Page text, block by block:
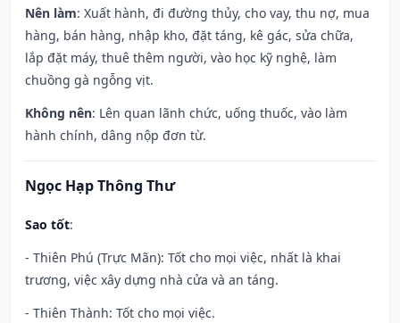
Nên làm: Xuất hành, đi đường thủy, cho vay, thu nợ, mua
hàng, bán hàng, nhập kho, đặt táng, kê gác, sửa chữa,
lắp đặt máy, thuê thêm người, vào học kỹ nghệ, làm
chuồng gà ngỗng vịt.
Không nên: Lên quan lãnh chức, uống thuốc, vào làm
hành chính, dâng nộp đơn từ.
Ngọc Hạp Thông Thư
Sao tốt:
- Thiên Phú (Trực Mãn): Tốt cho mọi việc, nhất là khai
trương, việc xây dựng nhà cửa và an táng.
- Thiên Thành: Tốt cho mọi việc.